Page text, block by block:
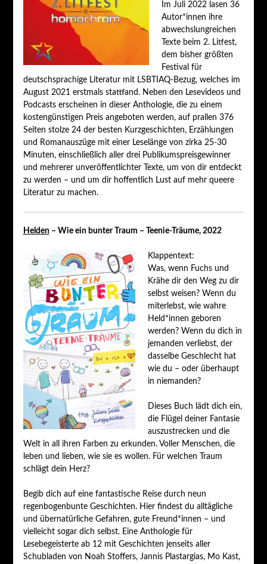
Im Juli 2022 lasen 36
Autor*innen ihre
abwechslungreichen
Texte beim 2. Litfest,
dem bisher größten
Festival für
deutschsprachige Literatur mit LSBTIAQ-Bezug, welches im
August 2021 erstmals stattfand. Neben den Lesevideos und
Podcasts erscheinen in dieser Anthologie, die zu einem
kostengünstigen Preis angeboten werden, auf prallen 376
Seiten stolze 24 der besten Kurzgeschichten, Erzählungen
und Romanauszüge mit einer Leselänge von zirka 25-30
Minuten, einschließlich aller drei Publikumspreisgewinner
und mehrerer unveröffentlichter Texte, um von dir entdeckt
zu werden – und um dir hoffentlich Lust auf mehr queere
Literatur zu machen.
Helden– Wie ein bunter Traum – Teenie-Träume, 2022
Klappentext:
Was, wenn Fuchs und
Krähe dir den Weg zu dir
selbst weisen? Wenn du
miterlebst, wie wahre
Held*innen geboren
werden? Wenn du dich in
jemanden verliebst, der
dasselbe Geschlecht hat
wie du – oder überhaupt
in niemanden?
Dieses Buch lädt dich ein,
die Flügel deiner Fantasie
auszustrecken und die
Welt in all ihren Farben zu erkunden. Voller Menschen, die
leben und lieben, wie sie es wollen. Für welchen Traum
schlägt dein Herz?
Begib dich auf eine fantastische Reise durch neun
regenbogenbunte Geschichten. Hier findest du alltägliche
und übernatürliche Gefahren, gute Freund*innen – und
vielleicht sogar dich selbst. Eine Anthologie für
Lesebegeisterte ab 12 mit Geschichten jenseits aller
Schubladen von Noah Stoffers, Jannis Plastargias, Mo Kast,